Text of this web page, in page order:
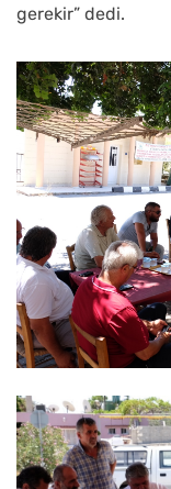
gerekir” dedi.